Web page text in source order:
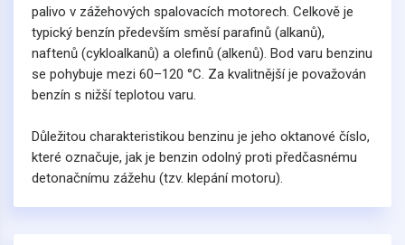
palivo v zážehových spalovacích motorech. Celkově je
typický benzín především směsí parafinů (alkanů),
naftenů (cykloalkanů) a olefinů (alkenů). Bod varu benzinu
se pohybuje mezi 60–120 °C. Za kvalitnější je považován
benzín s nižší teplotou varu.
Důležitou charakteristikou benzinu je jeho oktanové číslo,
které označuje, jak je benzin odolný proti předčasnému
detonačnímu zážehu (tzv. klepání motoru).